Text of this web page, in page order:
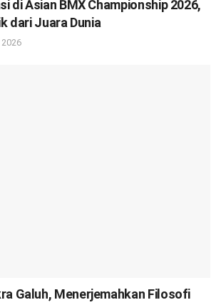
di Asian BMX Championship 2026,
dari Juara Dunia
Galuh, Menerjemahkan Filosofi